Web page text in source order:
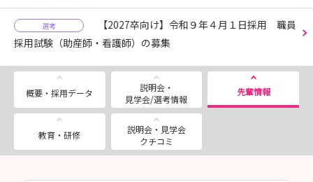
選考
【2027卒向け】令和９年４月１日採用 職員
採用試験（助産師・看護師）の募集
概要・採用データ
説明会・
見学会/選考情報
先輩情報
教育・研修
説明会・見学会
クチコミ